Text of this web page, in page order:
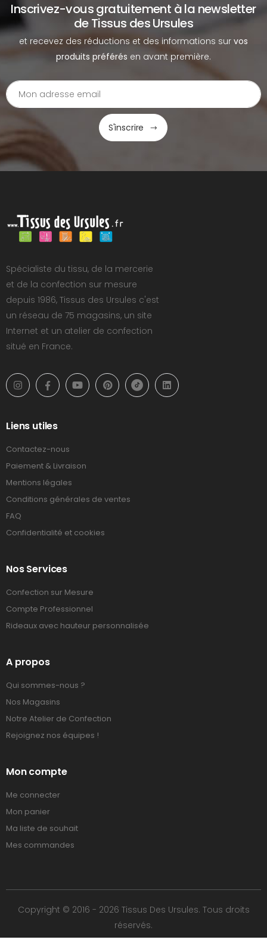
Inscrivez-vous gratuitement à la newsletter
de Tissus des Ursules
et recevez des réductions et des informations sur vos
produits préférés en avant première.
S'inscrire
Spécialiste du tissu, de la mercerie
et de la confection sur mesure
depuis 1986, Tissus des Ursules c'est
un réseau de 75 magasins, un site
Internet et un atelier de confection
situé en France.
Liens utiles
Contactez-nous
Paiement & Livraison
Mentions légales
Conditions générales de ventes
FAQ
Confidentialité et cookies
Nos Services
Confection sur Mesure
Compte Professionnel
Rideaux avec hauteur personnalisée
A propos
Qui sommes-nous ?
Nos Magasins
Notre Atelier de Confection
Rejoignez nos équipes !
Mon compte
Me connecter
Mon panier
Ma liste de souhait
Mes commandes
Copyright © 2016 - 2026 Tissus Des Ursules. Tous droits
réservés.